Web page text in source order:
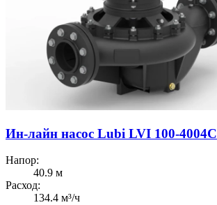
Ин-лайн насос Lubi LVI 100-4004C
Напор:
40.9 м
Расход:
134.4 м³/ч